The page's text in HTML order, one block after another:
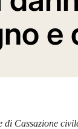
e
di Cassazione